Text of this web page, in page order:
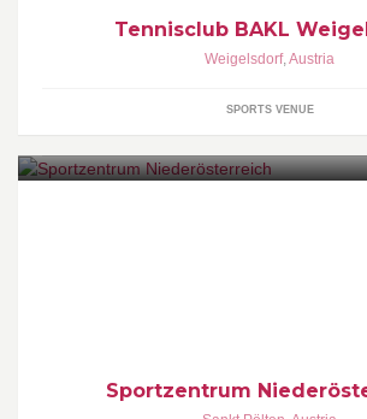
Tennisclub BAKL
Weigelsdorf,Austria
SPORTS VENUE
Sportzentrum